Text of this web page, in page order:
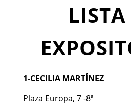
LISTA
1-CECILIA MARTÍNEZ
Plaza Europa, 7 -8ª